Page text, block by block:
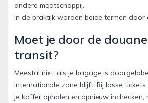
andere maatschappij.
In de praktijk worden beide termen door
Moet je door de
transit?
Meestal niet, als je bagage is
internationale zone blijft. Bij losse
je koffer ophalen en opnieuw inchecken,